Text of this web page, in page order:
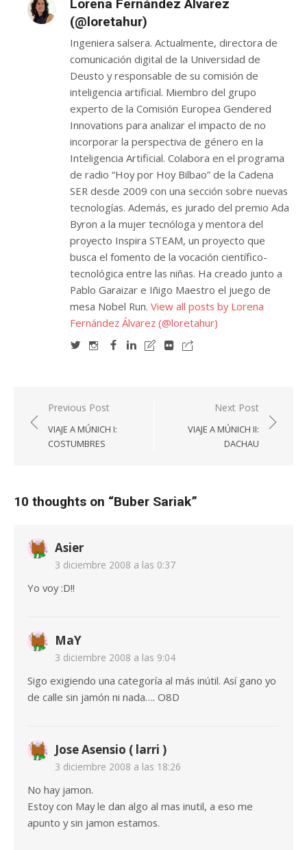
Lorena Fernández Álvarez
(@loretahur)
Ingeniera salsera. Actualmente, directora de
comunicación digital de la Universidad de
Deusto y responsable de su comisión de
inteligencia artificial. Miembro del grupo
experto de la Comisión Europea Gendered
Innovations para analizar el impacto de no
incorporar la perspectiva de género en la
Inteligencia Artificial. Colabora en el programa
de radio “Hoy por Hoy Bilbao” de la Cadena
SER desde 2009 con una sección sobre nuevas
tecnologías. Además, es jurado del premio Ada
Byron a la mujer tecnóloga y mentora del
proyecto Inspira STEAM, un proyecto que
busca el fomento de la vocación científico-
tecnológica entre las niñas. Ha creado junto a
Pablo Garaizar e Iñigo Maestro el juego de
mesa Nobel Run. View all posts by Lorena
Fernández Álvarez (@loretahur)
Navegación
de
entradas
Previous Post
VIAJE A MÚNICH I:
COSTUMBRES
Next Post
VIAJE A MÚNICH II:
DACHAU
10 thoughts on “Buber Sariak”
Asier
3 diciembre 2008 a las 0:37
Yo voy :D!!
MaY
3 diciembre 2008 a las 9:04
Sigo exigiendo una categoría al más inútil. Así gano yo
de calle sin jamón ni nada…. O8D
Jose Asensio ( larri )
3 diciembre 2008 a las 18:26
No hay jamon.
Estoy con May le dan algo al mas inutil, a eso me
apunto y sin jamon estamos.